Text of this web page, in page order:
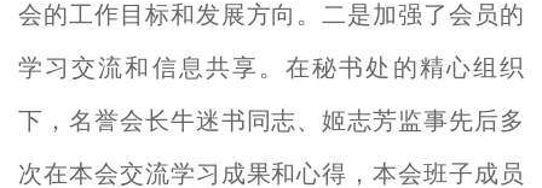
会的工作目标和发展方向。二是加强了会员的
学习交流和信息共享。在秘书处的精心组织
下，名誉会长牛迷书同志、姬志芳监事先后多
次在本会交流学习成果和心得，本会班子成员